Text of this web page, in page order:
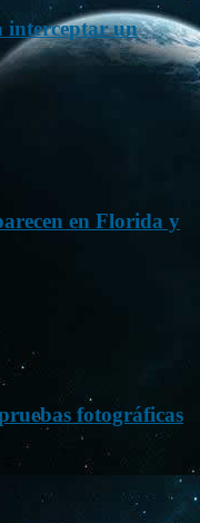
interceptar un
en Florida y
fotográficas